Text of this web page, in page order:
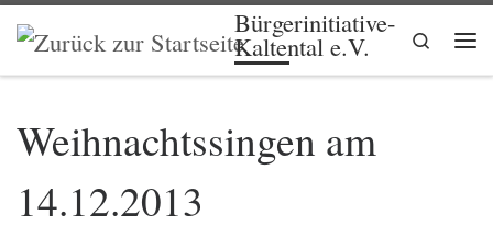
Zum Inhalt springen Bürgerinitiative-
Kaltental e.V.
Search
Weihnachtssingen am
14.12.2013